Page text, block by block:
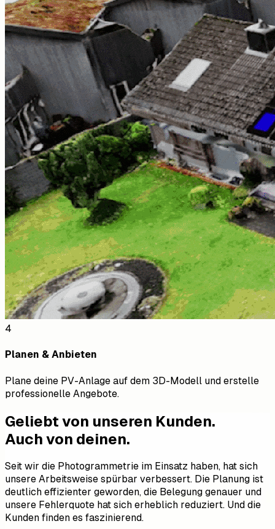
4
Planen & Anbieten
Plane deine PV-Anlage auf dem 3D-Modell und erstelle
professionelle Angebote.
Geliebt von unseren Kunden.
Auch von deinen.
Seit wir die Photogrammetrie im Einsatz haben, hat sich
unsere Arbeitsweise spürbar verbessert. Die Planung ist
deutlich effizienter geworden, die Belegung genauer und
unsere Fehlerquote hat sich erheblich reduziert. Und die
Kunden finden es faszinierend.